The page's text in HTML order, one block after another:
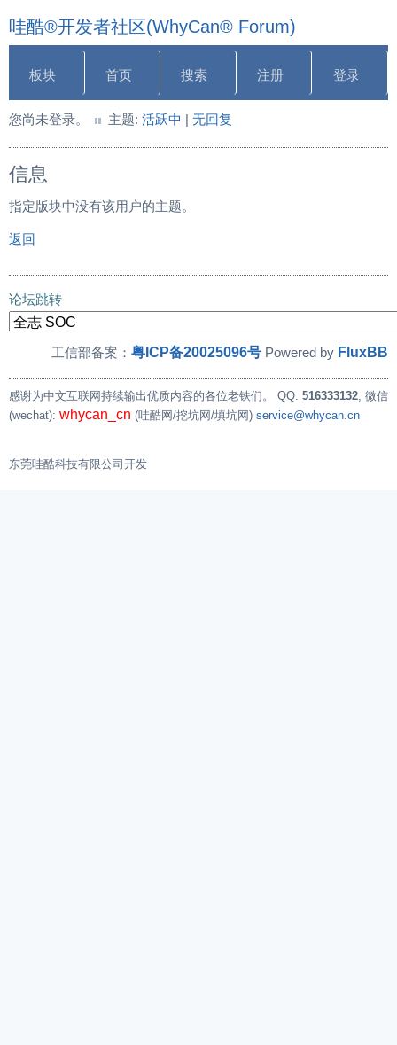
哇酷®开发者社区(WhyCan® Forum)
板块 首页 搜索 注册 登录
您尚未登录。 主题: 活跃中 | 无回复
信息
指定版块中没有该用户的主题。
返回
论坛跳转
工信部备案： 粤ICP备20025096号 Powered by FluxBB
感谢为中文互联网持续输出优质内容的各位老铁们。 QQ: 516333132, 微信
(wechat): whycan_cn (哇酷网/挖坑网/填坑网) service@whycan.cn
东莞哇酷科技有限公司开发